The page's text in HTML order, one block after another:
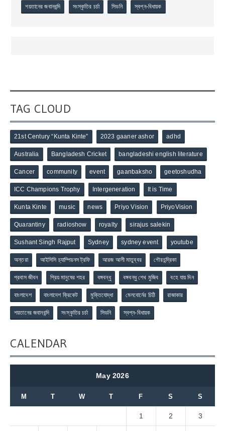
শয়তানের জবানবন্দি সংস্কৃতির চর্চা সিডনি স্বপ্ন-বিধায়ক
TAG CLOUD
21st Century “Kunta Kinte” 2023 gaaner ashor adhd
Australia Bangladesh Cricket bangladeshi english literature
Cancer community event gaanbaksho geetoshudha
ICC Champions Trophy Intergeneration It is Time
Kunta Kinte music news Priyo Vision PriyoVision
Quarantiny radioshow royalty sirajus salekin
Sushant Singh Rajput Sydney sydney event youtube
অন্তরা আইসিসি চ্যাম্পিয়নস ট্রফি আরজ আলী মাতুব্বর গৌরচন্দ্রিকা
প্রবাস জীবন প্রিয় মানুষের শহর বঙ্গবন্ধু বঙ্গবন্ধু শেখ মুজিব বহে যায় দিন
বাংলাদেশ বাংলাদেশ ক্রিকেট মুক্তিযোদ্ধা মেলবোর্নের চিঠি রাজাকার
শয়তানের জবানবন্দি সংস্কৃতির চর্চা সিডনি স্বপ্ন-বিধায়ক
CALENDAR
May 2026
M T W T F S S
1 2 3